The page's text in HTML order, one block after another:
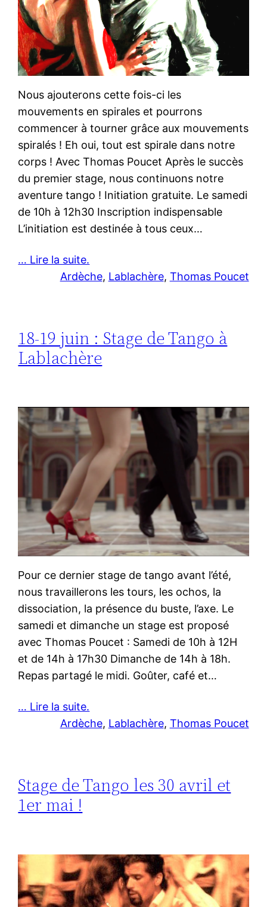
Nous ajouterons cette fois-ci les
mouvements en spirales et pourrons
commencer à tourner grâce aux mouvements
spiralés ! Eh oui, tout est spirale dans notre
corps ! Avec Thomas Poucet Après le succès
du premier stage, nous continuons notre
aventure tango ! Initiation gratuite. Le samedi
de 10h à 12h30 Inscription indispensable
L’initiation est destinée à tous ceux…
… Lire la suite.
Ardèche, Lablachère, Thomas Poucet
18-19 juin : Stage de Tango à
Lablachère
Pour ce dernier stage de tango avant l’été,
nous travaillerons les tours, les ochos, la
dissociation, la présence du buste, l’axe. Le
samedi et dimanche un stage est proposé
avec Thomas Poucet : Samedi de 10h à 12H
et de 14h à 17h30 Dimanche de 14h à 18h.
Repas partagé le midi. Goûter, café et…
… Lire la suite.
Ardèche, Lablachère, Thomas Poucet
Stage de Tango les 30 avril et
1er mai !